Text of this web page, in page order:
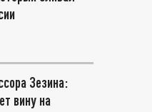
Зезина:
вину на